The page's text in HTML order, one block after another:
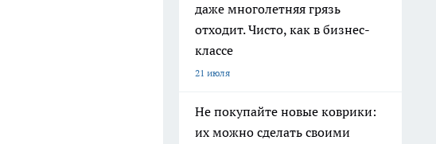
даже многолетняя грязь
отходит. Чисто, как в бизнес-
классе
21 июля
Не покупайте новые коврики:
их можно сделать своими